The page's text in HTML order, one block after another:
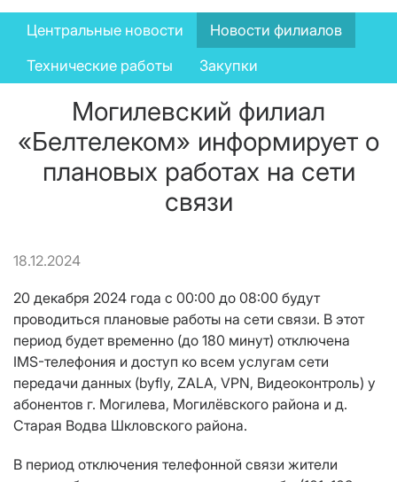
News
menu
Центральные новости
Новости филиалов
Технические работы
Закупки
Могилевский филиал
«Белтелеком» информирует о
плановых работах на сети
связи
18.12.2024
20 декабря 2024 года с 00:00 до 08:00 будут
проводиться плановые работы на сети связи. В этот
период будет временно (до 180 минут) отключена
IMS-телефония и доступ ко всем услугам сети
передачи данных (byfly, ZALA, VPN, Видеоконтроль) у
абонентов г. Могилева, Могилёвского района и д.
Старая Водва Шкловского района.
В период отключения телефонной связи жители